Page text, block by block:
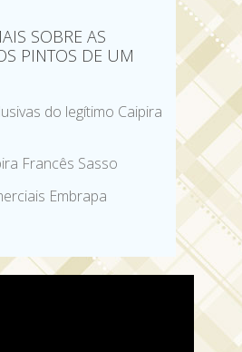
SOBRE AS
PINTOS DE UM
do legítimo Caipira
Francês Sasso
Embrapa